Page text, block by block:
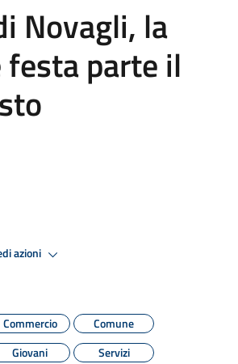
Novagli, la
parte il
azioni
Commercio
Comune
Giovani
Servizi